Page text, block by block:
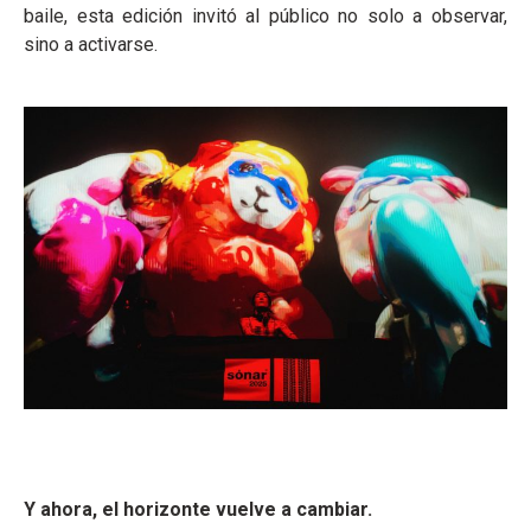
baile, esta edición invitó al público no solo a observar,
sino a activarse.
Y ahora, el horizonte vuelve a cambiar.